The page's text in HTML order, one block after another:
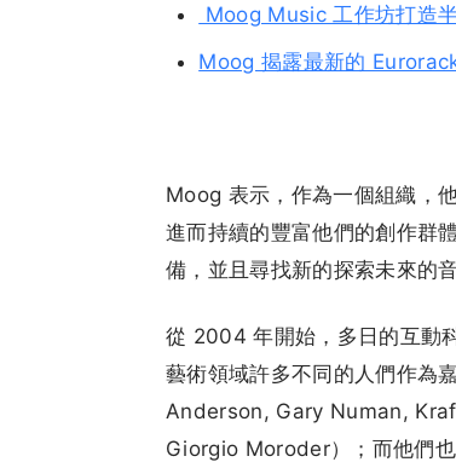
Moog Music 工作坊打造
Moog 揭露最新的
Moog 表示，作為一個組織，
進而持續的豐富他們的創作群
備，並且尋找新的探索未來的
從 2004 年開始，多日的互動
藝術領域許多不同的人們作為
Anderson, Gary Numan,
Giorgio Moroder）；而他們